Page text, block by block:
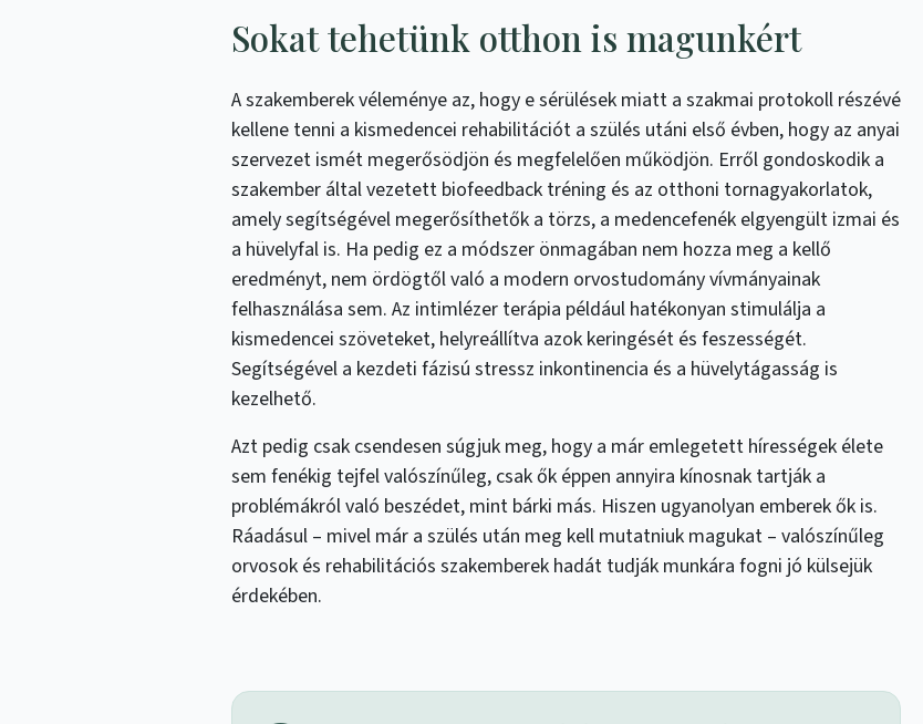
Sokat tehetünk otthon is magunkért
A szakemberek véleménye az, hogy e sérülések miatt a szakmai protokoll részévé
kellene tenni a kismedencei rehabilitációt a szülés utáni első évben, hogy az anyai
szervezet ismét megerősödjön és megfelelően működjön. Erről gondoskodik a
szakember által vezetett biofeedback tréning és az otthoni tornagyakorlatok,
amely segítségével megerősíthetők a törzs, a medencefenék elgyengült izmai és
a hüvelyfal is. Ha pedig ez a módszer önmagában nem hozza meg a kellő
eredményt, nem ördögtől való a modern orvostudomány vívmányainak
felhasználása sem. Az intimlézer terápia például hatékonyan stimulálja a
kismedencei szöveteket, helyreállítva azok keringését és feszességét.
Segítségével a kezdeti fázisú stressz inkontinencia és a hüvelytágasság is
kezelhető.
Azt pedig csak csendesen súgjuk meg, hogy a már emlegetett hírességek élete
sem fenékig tejfel valószínűleg, csak ők éppen annyira kínosnak tartják a
problémákról való beszédet, mint bárki más. Hiszen ugyanolyan emberek ők is.
Ráadásul – mivel már a szülés után meg kell mutatniuk magukat – valószínűleg
orvosok és rehabilitációs szakemberek hadát tudják munkára fogni jó külsejük
érdekében.